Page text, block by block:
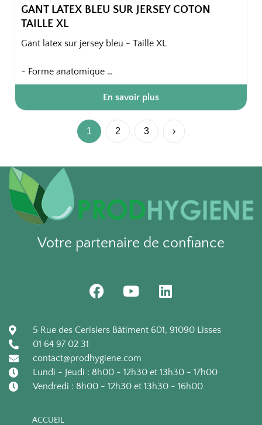
GANT LATEX BLEU SUR JERSEY COTON
TAILLE XL
Gant latex sur jersey bleu - Taille XL
- Forme anatomique
- Finition intérieure : jersey coton
- Finition extérieure lisse
- Finition bord : coupe droite
Confort intérieur, très bonne résistance à l'abrasion,
travaux courants.
Sachet de 2 x 5 paires.
50 paires / carton soit 10 sachets / carton
En savoir plus
1 2 3 ›
Votre partenaire de confiance
F
a
e
o
o
k
Y
o
t
b
e
L
i
k
i
n
5 Rue des Cerisiers Bâtiment 601, 91090 Lisses
01 64 97 02 31
contact@prodhygiene.com
Lundi - Jeudi : 8h00 - 12h30 et 13h30 - 17h00
Vendredi : 8h00 - 12h30 et 13h30 - 16h00
ACCUEIL